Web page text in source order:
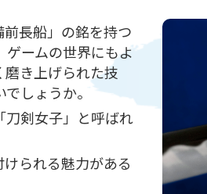
長船」の銘を持つ
ームの世界にもよ
き上げられた技
しょうか。
刀剣女子」と呼ばれ
られる魅力がある